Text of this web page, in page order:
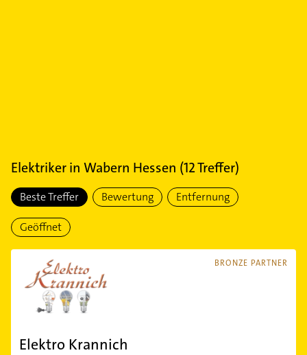
Elektrikerin Wabern Hessen (12Treffer)
Beste Treffer Bewertung Entfernung
Geöffnet
BRONZE PARTNER
Elektro Krannich